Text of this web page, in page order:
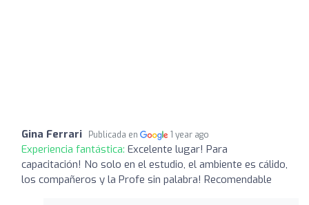
Gina Ferrari Publicada en 1 year ago
Experiencia fantástica: Excelente lugar! Para
capacitación! No solo en el estudio, el ambiente es cálido,
los compañeros y la Profe sin palabra! Recomendable